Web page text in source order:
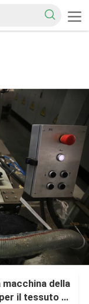
della
il tessuto di